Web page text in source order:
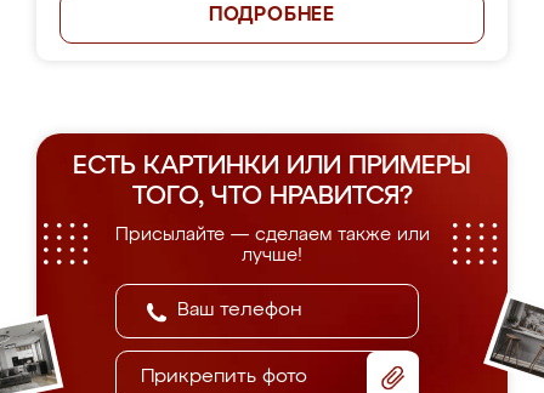
ПОДРОБНЕЕ
ЕСТЬ КАРТИНКИ ИЛИ ПРИМЕРЫ
ТОГО, ЧТО НРАВИТСЯ?
Присылайте — сделаем также или
лучше!
Прикрепить фото